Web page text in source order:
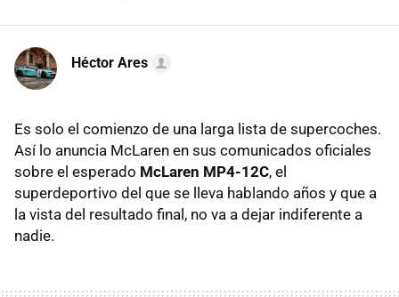
Héctor Ares
Es solo el comienzo de una larga lista de supercoches.
Así lo anuncia McLaren en sus comunicados oficiales
sobre el esperado McLaren MP4-12C, el
superdeportivo del que se lleva hablando años y que a
la vista del resultado final, no va a dejar indiferente a
nadie.